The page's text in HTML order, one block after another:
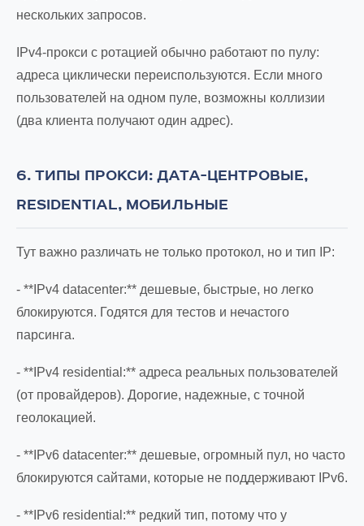
нескольких запросов.
IPv4-прокси с ротацией обычно работают по пулу:
адреса циклически переиспользуются. Если много
пользователей на одном пуле, возможны коллизии
(два клиента получают один адрес).
6. ТИПЫ ПРОКСИ: ДАТА-ЦЕНТРОВЫЕ,
RESIDENTIAL, МОБИЛЬНЫЕ
Тут важно различать не только протокол, но и тип IP:
- **IPv4 datacenter:** дешевые, быстрые, но легко
блокируются. Годятся для тестов и нечастого
парсинга.
- **IPv4 residential:** адреса реальных пользователей
(от провайдеров). Дорогие, надежные, с точной
геолокацией.
- **IPv6 datacenter:** дешевые, огромный пул, но часто
блокируются сайтами, которые не поддерживают IPv6.
- **IPv6 residential:** редкий тип, потому что у